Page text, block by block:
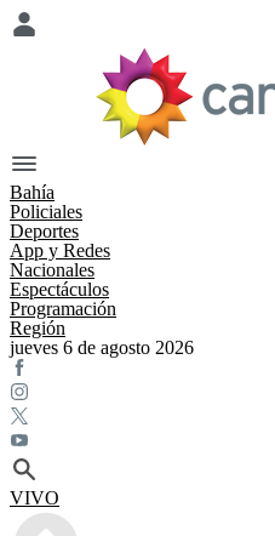
Bahía
Policiales
Deportes
App y Redes
Nacionales
Espectáculos
Programación
Región
jueves 6 de agosto 2026
VIVO